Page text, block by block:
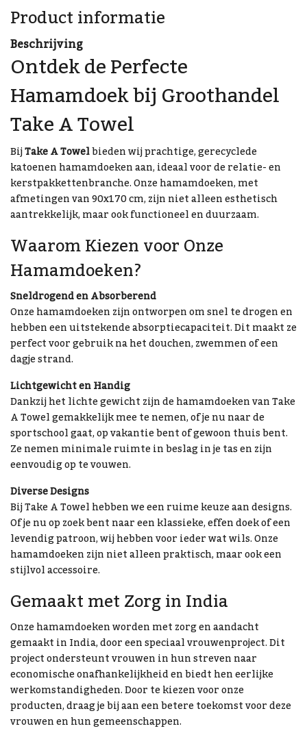
Product informatie
Beschrijving
Ontdek de Perfecte
Hamamdoek bij Groothandel
Take A Towel
BijTake A Towelbieden wij prachtige, gerecyclede
katoenen hamamdoeken aan, ideaal voor de relatie- en
kerstpakkettenbranche. Onze hamamdoeken, met
afmetingen van 90x170 cm, zijn niet alleen esthetisch
aantrekkelijk, maar ook functioneel en duurzaam.
Waarom Kiezen voor Onze
Hamamdoeken?
Sneldrogend en Absorberend
Onze hamamdoeken zijn ontworpen om snel te drogen en
hebben een uitstekende absorptiecapaciteit. Dit maakt ze
perfect voor gebruik na het douchen, zwemmen of een
dagje strand.
Lichtgewicht en Handig
Dankzij het lichte gewicht zijn de hamamdoeken van Take
A Towel gemakkelijk mee te nemen, of je nu naar de
sportschool gaat, op vakantie bent of gewoon thuis bent.
Ze nemen minimale ruimte in beslag in je tas en zijn
eenvoudig op te vouwen.
Diverse Designs
Bij Take A Towel hebben we een ruime keuze aan designs.
Of je nu op zoek bent naar een klassieke, effen doek of een
levendig patroon, wij hebben voor ieder wat wils. Onze
hamamdoeken zijn niet alleen praktisch, maar ook een
stijlvol accessoire.
Gemaakt met Zorg in India
Onze hamamdoeken worden met zorg en aandacht
gemaakt in India, door een speciaal vrouwenproject. Dit
project ondersteunt vrouwen in hun streven naar
economische onafhankelijkheid en biedt hen eerlijke
werkomstandigheden. Door te kiezen voor onze
producten, draag je bij aan een betere toekomst voor deze
vrouwen en hun gemeenschappen.